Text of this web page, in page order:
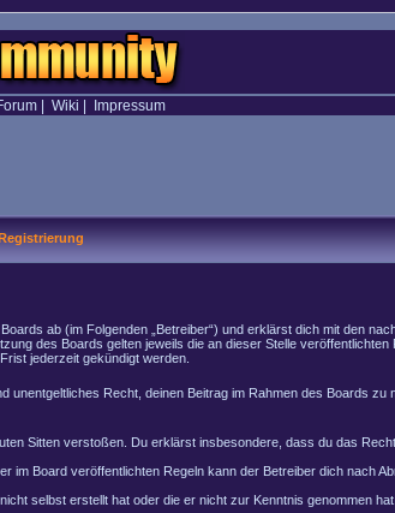
| Wiki Impressum
ab (im Folgenden „Betreiber“) und erklärst dich mit den
des Boards gelten jeweils die an dieser Stelle veröffentlichten
jederzeit gekündigt werden.
Recht, deinen Beitrag im Rahmen des Boards zu
Sitten verstoßen. Du erklärst insbesondere, dass du das
Board veröffentlichten Regeln kann der Betreiber dich nach
selbst erstellt hat oder die er nicht zur Kenntnis genommen